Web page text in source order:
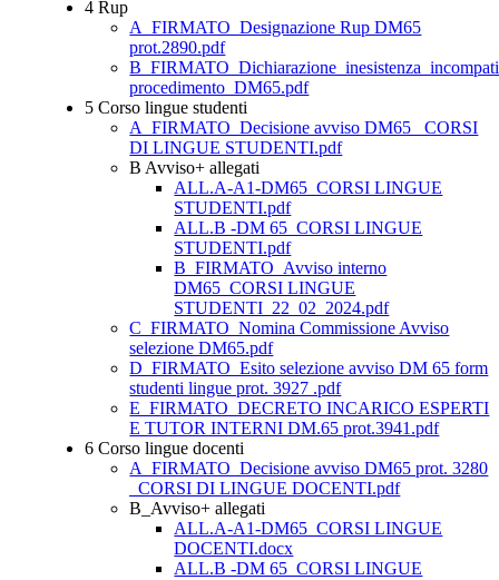
4 Rup
A_FIRMATO_Designazione Rup DM65
prot.2890.pdf
procedimento_DM65.pdf
5 Corso lingue studenti
A_FIRMATO_Decisione avviso DM65 _CORSI
DI LINGUE STUDENTI.pdf
B Avviso+ allegati
ALL.A-A1-DM65_CORSI LINGUE
STUDENTI.pdf
ALL.B -DM 65_CORSI LINGUE
STUDENTI.pdf
B_FIRMATO_Avviso interno
DM65_CORSI LINGUE
STUDENTI_22_02_2024.pdf
C_FIRMATO_Nomina Commissione Avviso
selezione DM65.pdf
D_FIRMATO_Esito selezione avviso DM 65 form
studenti lingue prot. 3927 .pdf
E_FIRMATO_DECRETO INCARICO ESPERTI
E TUTOR INTERNI DM.65 prot.3941.pdf
6 Corso lingue docenti
A_FIRMATO_Decisione avviso DM65 prot. 3280
_CORSI DI LINGUE DOCENTI.pdf
B_Avviso+ allegati
ALL.A-A1-DM65_CORSI LINGUE
DOCENTI.docx
ALL.B -DM 65_CORSI LINGUE